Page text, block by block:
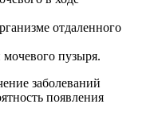
отдаленного
пузыря.
заболеваний
появления